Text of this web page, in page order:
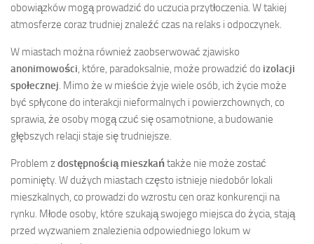
obowiązków mogą prowadzić do uczucia przytłoczenia. W takiej
atmosferze coraz trudniej znaleźć czas na relaks i odpoczynek.
W miastach można również zaobserwować zjawisko
anonimowości, które, paradoksalnie, może prowadzić do izolacji
społecznej. Mimo że w mieście żyje wiele osób, ich życie może
być spłycone do interakcji nieformalnych i powierzchownych, co
sprawia, że osoby mogą czuć się osamotnione, a budowanie
głębszych relacji staje się trudniejsze.
Problem zdostępnością mieszkańtakże nie może zostać
pominięty. W dużych miastach często istnieje niedobór lokali
mieszkalnych, co prowadzi do wzrostu cen oraz konkurencji na
rynku. Młode osoby, które szukają swojego miejsca do życia, stają
przed wyzwaniem znalezienia odpowiedniego lokum w